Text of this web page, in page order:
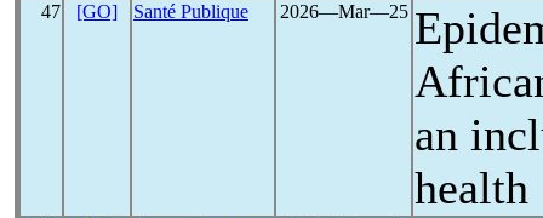
47 [GO] Santé Publique 2026―Mar―25
an
health